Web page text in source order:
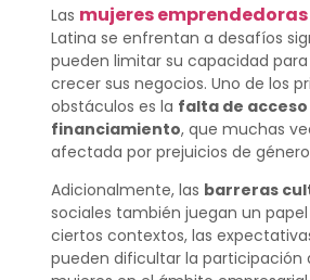
Las mujeres emprendedoras
Latina se enfrentan a desafíos
pueden limitar su capacidad
crecer sus negocios. Uno de los
obstáculos es la falta de acceso
financiamiento, que muchas
afectada por prejuicios de
Adicionalmente, las barreras
sociales también juegan un
ciertos contextos, las
pueden dificultar la participación